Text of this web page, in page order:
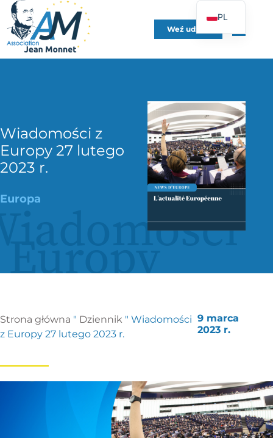
Weź udział
Wiadomości z
Europy 27 lutego
2023 r.
Europa
Strona główna " Dziennik " Wiadomości
z Europy 27 lutego 2023 r.
9 marca
2023 r.
PL
FR
EN
IT
PT
UK